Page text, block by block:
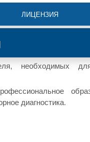
ЛИЦЕНЗИЯ
необходимых
диагностика.